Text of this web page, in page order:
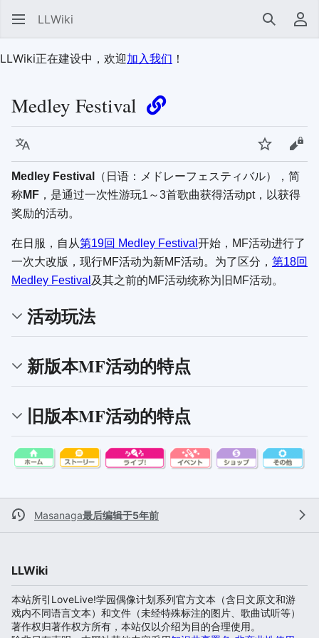
LLWiki 搜索 用
LLWiki正在建设中，欢迎加入我们 ！
Medley Festival
语言 监视 查
Medley Festival （日语： メドレーフェスティバル），简
称MF ，是通过一次性游玩1～3首歌曲获得活动pt，以获得
奖励的活动。
在日服，自从第19回 Medley Festival 开始，MF活动进行了
一次大改版，现行MF活动为新MF活动。为了区分， 第18回
Medley Festival 及其之前的MF活动统称为旧MF活动。
活动玩法
新版本MF活动的特点
旧版本MF活动的特点
Masanaga最后编辑于5年前
LLWiki
本站所引LoveLive!学园偶像计划系列官方文本（含日文原文和游
戏内不同语言文本）和文件（未经特殊标注的图片、歌曲试听等）
著作权归著作权方所有，本站仅以介绍为目的合理使用。